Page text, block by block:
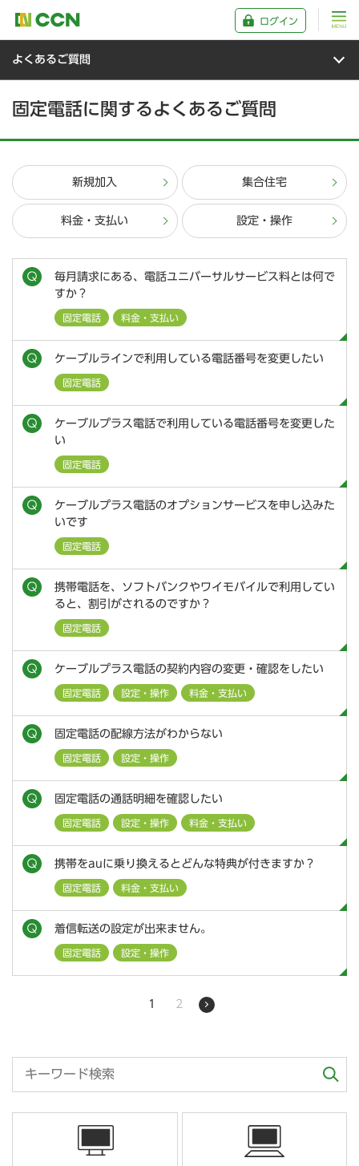
ログイン
よくあるご質問
固定電話に関するよくあるご質問
新規加入 集合住宅
料金・支払い 設定・操作
毎月請求にある、電話ユニバーサルサービス料とは何で
すか？
固定電話 料金・支払い
ケーブルラインで利用している電話番号を変更したい
固定電話
ケーブルプラス電話で利用している電話番号を変更した
い
固定電話
ケーブルプラス電話のオプションサービスを申し込みた
いです
固定電話
携帯電話を、ソフトバンクやワイモバイルで利用してい
ると、割引がされるのですか？
固定電話
ケーブルプラス電話の契約内容の変更・確認をしたい
固定電話 設定・操作 料金・支払い
固定電話の配線方法がわからない
固定電話 設定・操作
固定電話の通話明細を確認したい
固定電話 設定・操作 料金・支払い
携帯をauに乗り換えるとどんな特典が付きますか？
固定電話 料金・支払い
着信転送の設定が出来ません。
固定電話 設定・操作
1 2